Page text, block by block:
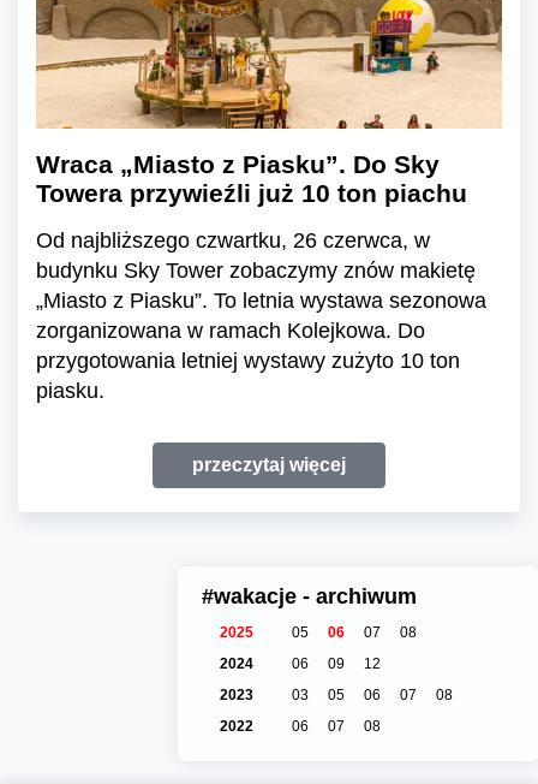
Wraca „Miasto z Piasku”. Do Sky
Towera przywieźli już 10 ton piachu
Od najbliższego czwartku, 26 czerwca, w
budynku Sky Tower zobaczymy znów makietę
„Miasto z Piasku”. To letnia wystawa sezonowa
zorganizowana w ramach Kolejkowa. Do
przygotowania letniej wystawy zużyto 10 ton
piasku.
przeczytaj więcej
#wakacje - archiwum
2025 05 06 07
08
2024
06 09
12
2023
03 05 06 07
08
2022
06 07 08